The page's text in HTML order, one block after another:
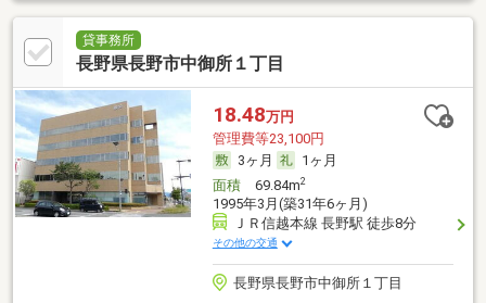
貸事務所
長野県長野市中御所１丁目
18.48万円
管理費等23,100円
3ヶ月
1ヶ月
面積69.84m2
1995年3月(築31年6ヶ月)
ＪＲ信越本線 長野駅 徒歩8分
その他の交通
長野県長野市中御所１丁目